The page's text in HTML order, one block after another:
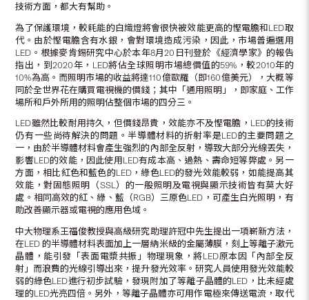
技術方面，都大有幫助。
為了保護環境，較耗能的白熾燈將會很快被效能更高的慳電膽和LED取
代。由於慳電膽含有水銀，會對環境造成污染，因此，市場普遍選用
LED。根據麥肯錫研究中心於本年8月20日刊登於《經濟學家》的報告
指出，到2020年，LED將佔全球照明市場總價值的59%，較2010年的
10%為高。而照明市場的收益將達110億歐羅（即160億美元），大概等
同於全世界花在購買電視機的價錢；其中「通用照明」，即家庭、工作
場所和戶外所用的照明佔整個巿場的四分三。
LED雖然比較耐用持久，但價錢昂貴，效能亦不及慳電膽，LED的技術
仍有一些尚待解決的問題。半導體材料的折射率是LED的主要問題之
一，由於半導體材料會產生強烈的內部全反射，導致大部分光線丟失，
影響LED的效能，因此使用LED有成本高、過熱、壽命短等弊處。另一
方面，相比紅色和藍色的LED，綠色LED的發光效能較弱，如能提高其
效能，對固態照明（SSL）的一般照明及電視與顯示技術皆有莫大好
處。相同高效的紅、綠、藍（RGB）三原色LED，可產生白光照明，有
助改善顯示器或電視的應用色域。
中大物理系王福俊教授與高級研究助理許冠中先生提出一項嶄新方法，
在LED 的半導體材料表面加上一層納米級的金屬薄膜，刻上等離子激元
晶體，能引發「表面電漿共振」物理現象，將LED原本因「內部全反
射」而浪費的光線引導出來，提升發光效率。研究人員使用發光效能較
弱的綠色LED進行初步試驗，發現附加了等離子晶體的LED，比未經處
理的LED光亮四倍。另外，等離子晶體亦可用作電極來傳送電流，取代